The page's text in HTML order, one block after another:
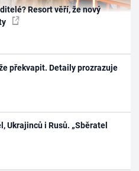
Resort věří, že nový
překvapit. Detaily prozrazuje
Ukrajinců i Rusů. „Sběratel